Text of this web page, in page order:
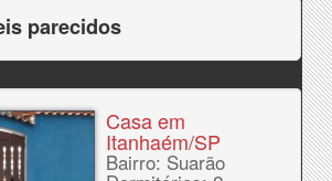
parecidos
Casa em
Itanhaém/SP
Bairro: Suarão